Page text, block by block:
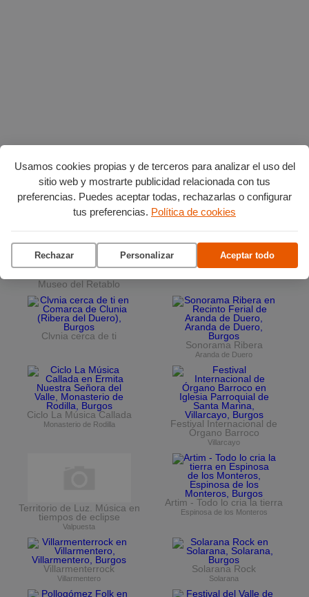
Usamos cookies propias y de terceros para analizar el uso del
sitio web y mostrarte publicidad relacionada con tus
preferencias. Puedes aceptar todas, rechazarlas o configurar
tus preferencias. Política de cookies
Rechazar Personalizar Aceptar todo
Planes en agostopor Burgos
Museo del Retablo
La terraza del Andén
Clvnia cerca de ti
Sonorama Ribera
Aranda de Duero
Ciclo La Música Callada
Monasterio de Rodilla
Festival Internacional de
Órgano Barroco
Villarcayo
Territorio de Luz. Música en
tiempos de eclipse
Valpuesta
Artim - Todo lo cria la tierra
Espinosa de los Monteros
Villarmenterrock
Villarmentero
Solarana Rock
Solarana